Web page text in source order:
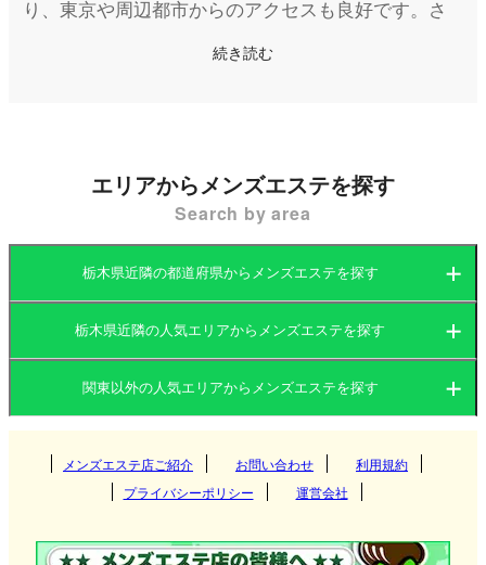
り、東京や周辺都市からのアクセスも良好です。さ
らに、市内には大型商業施設や歴史的な観光スポッ
的要素も持ち合わせており、そのためリラックスで
きる環境を重視したメンズエステがいくつも営業し
ています。市内のメンズエステ店の多くはマンショ
ン型を採用しており、プライバシーが守られる完全
個室で施術を受けることができます。また、近隣ホ
テルや自宅にセラピストが派遣される出張型のメン
ズエステ店も増えており、忙しいビジネスマンや観
光客に人気です。
小山市内のメンズエステでは、アロママッサージや
にリフレッシュできるサービスが提供されていま
続き読む
エリアからメンズエステを探す
Search by area
栃木県近隣の都道府県からメンズエステを探す
茨城県 群馬県
栃木県 東京都
神奈川県 千葉県
栃木県近隣の人気エリアからメンズエステを探す
つくば 群馬県
関東以外の人気エリアからメンズエステを探す
関西
メンズエステ店ご紹介 お問い合わせ
利用規約
プライバシーポリシー
運営会社